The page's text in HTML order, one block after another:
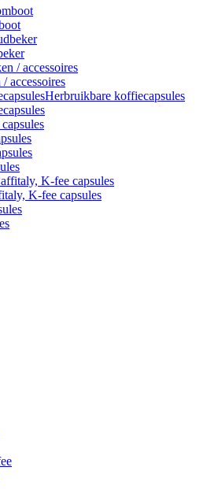
accessoires
Herbruikbare koffiecapsules
K-fee capsules